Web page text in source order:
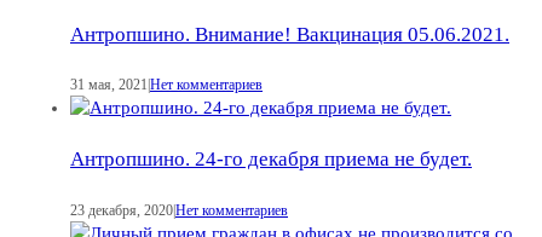
Антропшино. Внимание! Вакцинация 05.06.2021.
31 мая, 2021 Нет комментариев
Антропшино. 24-го декабря приема не будет.
23 декабря, 2020|Нет комментариев